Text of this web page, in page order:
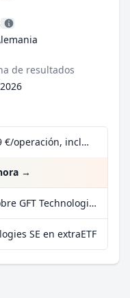
de resultados
GFT Technologies SE por 0,99 €/operación, incluido el Dividend Reinvestment Plan
→
Más datos fundamentales sobre GFT Technologies SE en Parqet
SE en extraETF